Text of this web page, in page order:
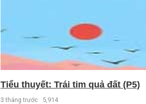
Tiểu thuyết: Trái tim quả đất (P5)
3 tháng trước 5,914